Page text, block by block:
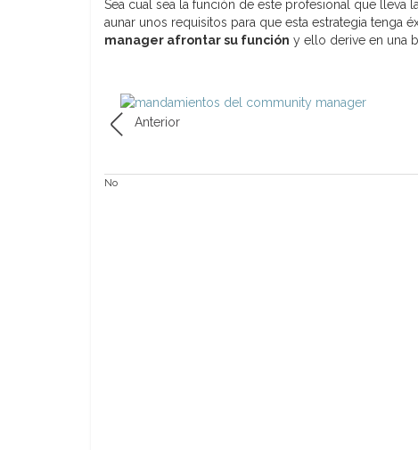
Sea cual sea la función de este profesional que
aunar unos requisitos para que esta estrategia tenga
manager afrontar su función y ello derive en una
Anterior
No